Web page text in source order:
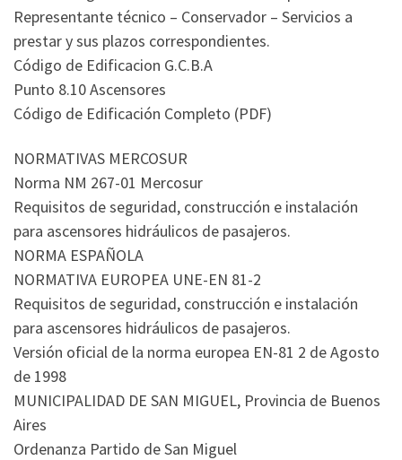
Representante técnico – Conservador – Servicios a
prestar y sus plazos correspondientes.
Código de Edificacion G.C.B.A
Punto 8.10 Ascensores
Código de Edificación Completo (PDF)
NORMATIVAS MERCOSUR
Norma NM 267-01 Mercosur
Requisitos de seguridad, construcción e instalación
para ascensores hidráulicos de pasajeros.
NORMA ESPAÑOLA
NORMATIVA EUROPEA UNE-EN 81-2
Requisitos de seguridad, construcción e instalación
para ascensores hidráulicos de pasajeros.
Versión oficial de la norma europea EN-81 2 de Agosto
de 1998
MUNICIPALIDAD DE SAN MIGUEL, Provincia de Buenos
Aires
Ordenanza Partido de San Miguel